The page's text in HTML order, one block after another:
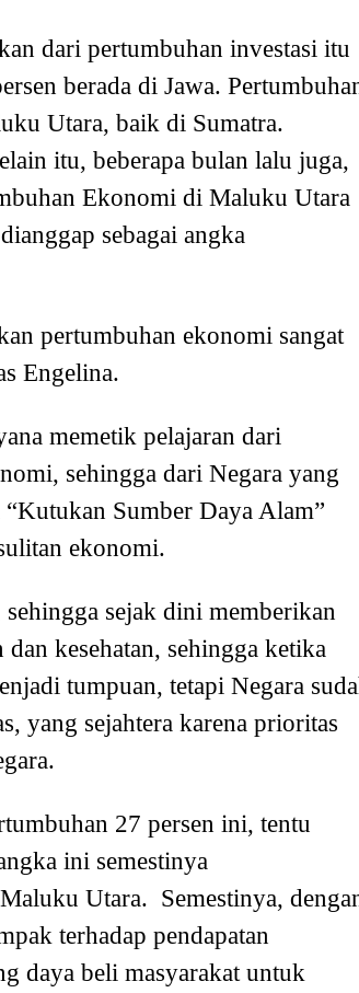
dari pertumbuhan investasi itu
berada di Jawa.
Utara, baik di Sumatra.
itu, beberapa bulan lalu juga,
Ekonomi di Maluku Utara
sebagai angka
pertumbuhan ekonomi sangat
Engelina.
memetik pelajaran dari
sehingga dari Negara yang
Sumber Daya Alam”
ekonomi.
sejak dini memberikan
kesehatan, sehingga ketika
tumpuan, tetapi Negara
yang sejahtera karena prioritas
27 persen ini, tentu
ini semestinya
Utara. Semestinya,
terhadap pendapatan
daya beli masyarakat untuk